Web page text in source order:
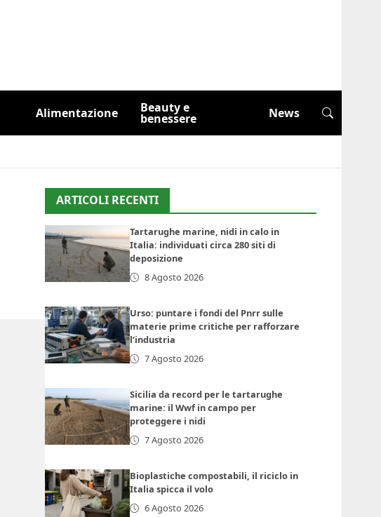
Alimentazione Beauty e
benessere News
ARTICOLI RECENTI
Tartarughe marine, nidi in calo in
Italia: individuati circa 280 siti di
deposizione
8 Agosto 2026
Urso: puntare i fondi del Pnrr sulle
materie prime critiche per rafforzare
l’industria
7 Agosto 2026
Sicilia da record per le tartarughe
marine: il Wwf in campo per
proteggere i nidi
7 Agosto 2026
Bioplastiche compostabili, il riciclo in
Italia spicca il volo
6 Agosto 2026